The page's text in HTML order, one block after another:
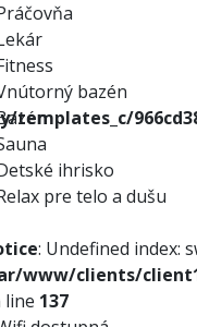
bazén
ihrisko
pre telo a dušu
: Undefined index:
www/clients/
line 137